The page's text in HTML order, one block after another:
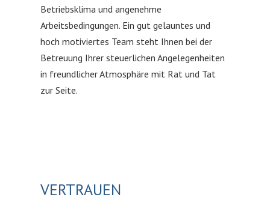
Betriebsklima und angenehme
Arbeitsbedingungen. Ein gut gelauntes und
hoch motiviertes Team steht Ihnen bei der
Betreuung Ihrer steuerlichen Angelegenheiten
in freundlicher Atmosphäre mit Rat und Tat
zur Seite.
VERTRAUEN